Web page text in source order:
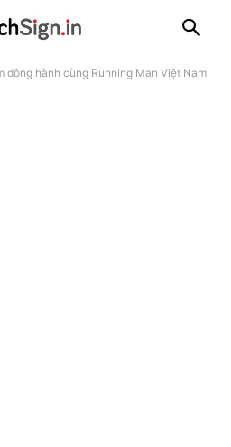
đồng hành cùng Running Man Việt Nam